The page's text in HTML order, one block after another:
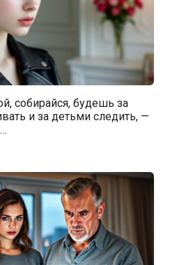
собирайся, будешь за
и за детьми следить, —